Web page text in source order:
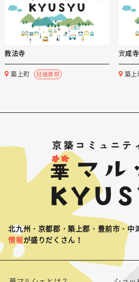
教法寺
築上町 冠婚葬祭
實成寺
築上
北九州・京都郡・築上郡・豊前市・中
情報が盛りだくさん！